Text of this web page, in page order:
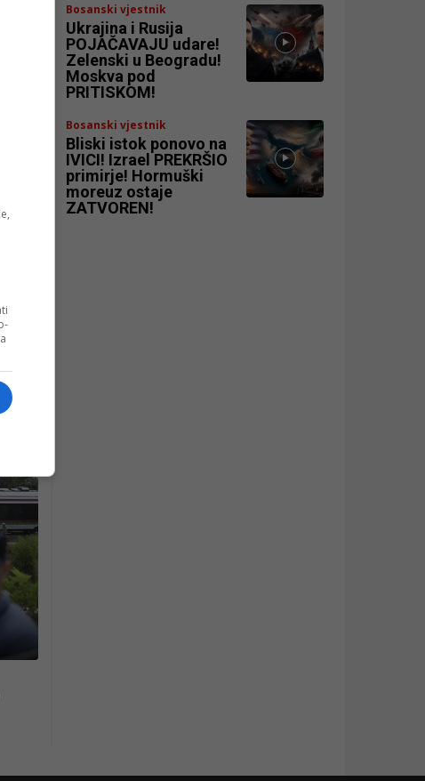
Bosanski vjestnik
Ukrajina i Rusija
POJAČAVAJU udare!
Zelenski u Beogradu!
Moskva pod
PRITISKOM!
Bosanski vjestnik
Bliski istok ponovo na
IVICI! Izrael PREKRŠIO
primirje! Hormuški
moreuz ostaje
ZATVOREN!